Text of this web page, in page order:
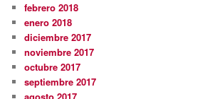
febrero 2018
enero 2018
diciembre 2017
noviembre 2017
octubre 2017
septiembre 2017